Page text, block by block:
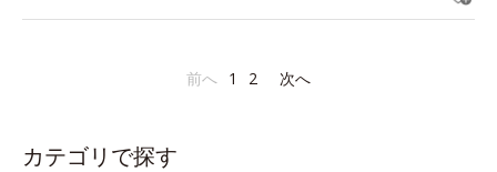
前へ 1 2 次へ
カテゴリで探す